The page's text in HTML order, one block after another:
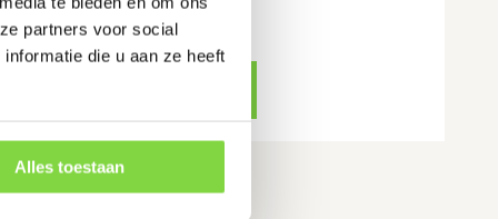
partners voor social
die u aan ze heeft
Alles toestaan
€34.10